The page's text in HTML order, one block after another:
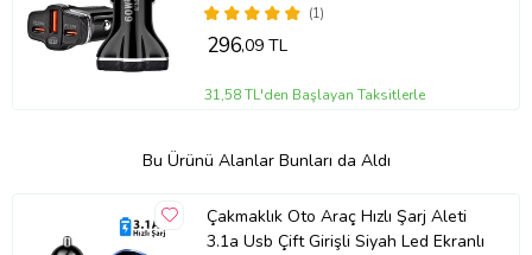
(1)
296,09 TL
31,58 TL'den Başlayan Taksitlerle
Bu Ürünü Alanlar Bunları da Aldı
Çakmaklık Oto Araç Hızlı Şarj Aleti
3.1a Usb Çift Girişli Siyah Led Ekranlı